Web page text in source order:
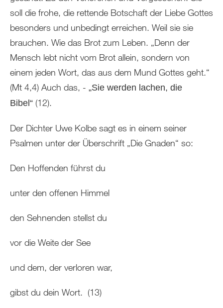
soll die frohe, die rettende Botschaft der Liebe Gottes
besonders und unbedingt erreichen. Weil sie sie
brauchen. Wie das Brot zum Leben. „Denn der
Mensch lebt nicht vom Brot allein, sondern von
einem jeden Wort, das aus dem Mund Gottes geht.“
(Mt 4,4) Auch das, - „Sie werden lachen, die
Bibel“ (12).
Der Dichter Uwe Kolbe sagt es in einem seiner
Psalmen unter der Überschrift „Die Gnaden“ so:
Den Hoffenden führst du
unter den offenen Himmel
den Sehnenden stellst du
vor die Weite der See
und dem, der verloren war,
gibst du dein Wort. (13)